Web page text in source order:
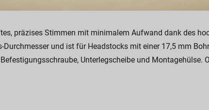
präzises Stimmen mit minimalem Aufwand dank des
und ist für Headstocks mit einer 17,5 mm
Unterlegscheibe und Montagehülse.